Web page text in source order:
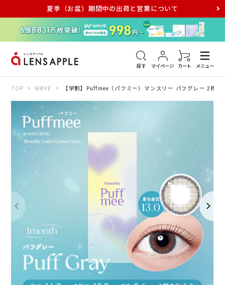
夏季（お盆）期間中の出荷と営業について
探す マイページ カート メニュー
アキュビュー メダリスト メガネ
TOP WAVE 【学割】Puffmee（パフミー）マンスリー パフグレー 2枚入